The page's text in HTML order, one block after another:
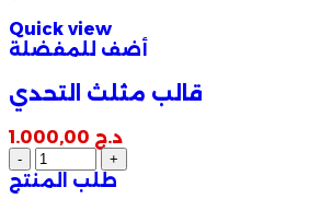
Quick view
أضف للمفضلة
قالب مثلث التحدي
د.ج
طلب المنتج